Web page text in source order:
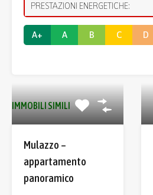
PRESTAZIONI ENERGETICHE:
A+ A B C D
IMMOBILI SIMILI
Mulazzo –
appartamento
panoramico